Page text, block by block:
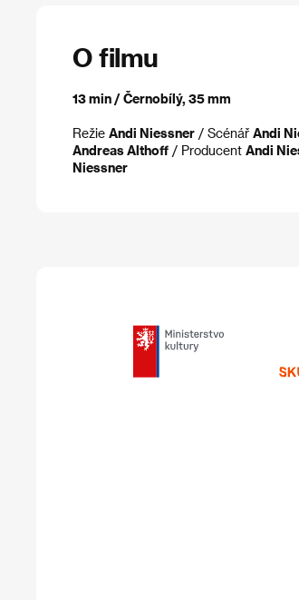
O filmu
13 min / Černobílý, 35 mm
Režie Andi Niessner / Scénář Andi
Andreas Althoff / Producent Andi
Niessner